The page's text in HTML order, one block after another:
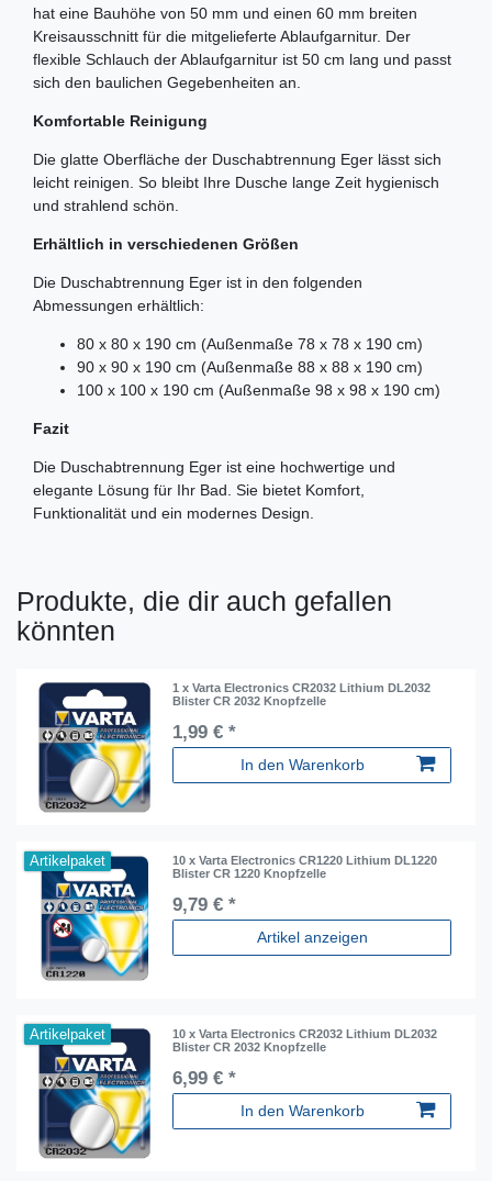
hat eine Bauhöhe von 50 mm und einen 60 mm breiten
Kreisausschnitt für die mitgelieferte Ablaufgarnitur. Der
flexible Schlauch der Ablaufgarnitur ist 50 cm lang und passt
sich den baulichen Gegebenheiten an.
Komfortable Reinigung
Die glatte Oberfläche der Duschabtrennung Eger lässt sich
leicht reinigen. So bleibt Ihre Dusche lange Zeit hygienisch
und strahlend schön.
Erhältlich in verschiedenen Größen
Die Duschabtrennung Eger ist in den folgenden
Abmessungen erhältlich:
80 x 80 x 190 cm (Außenmaße 78 x 78 x 190 cm)
90 x 90 x 190 cm (Außenmaße 88 x 88 x 190 cm)
100 x 100 x 190 cm (Außenmaße 98 x 98 x 190 cm)
Fazit
Die Duschabtrennung Eger ist eine hochwertige und
elegante Lösung für Ihr Bad. Sie bietet Komfort,
Funktionalität und ein modernes Design.
Produkte, die dir auch gefallen
könnten
1 x Varta Electronics CR2032 Lithium DL2032
Blister CR 2032 Knopfzelle
1,99 € *
In den Warenkorb
Artikelpaket
10 x Varta Electronics CR1220 Lithium DL1220
Blister CR 1220 Knopfzelle
9,79 € *
Artikel anzeigen
Artikelpaket
10 x Varta Electronics CR2032 Lithium DL2032
Blister CR 2032 Knopfzelle
6,99 € *
In den Warenkorb